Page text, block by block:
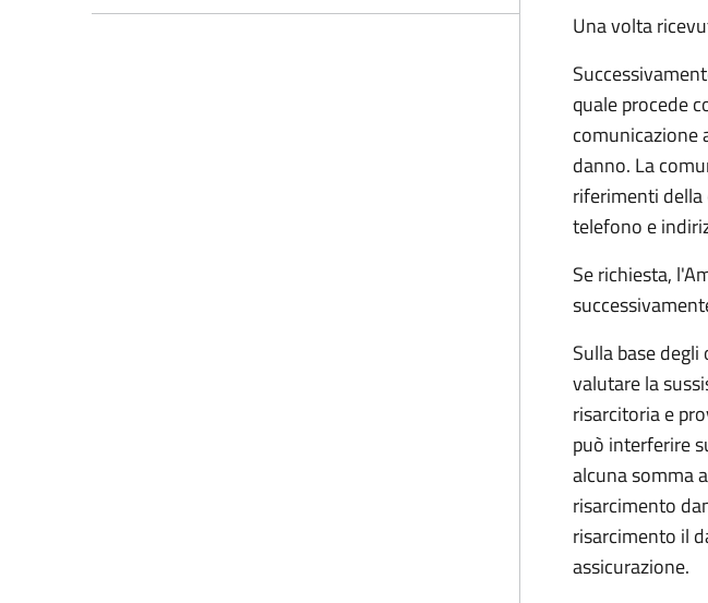
Una volta
quale procede
comunicazione
danno. La
riferimenti della
telefono e
Se richiesta,
Sulla base
valutare la
risarcitoria e
può interferire
alcuna somma
risarcimento
risarcimento il
assicurazione.